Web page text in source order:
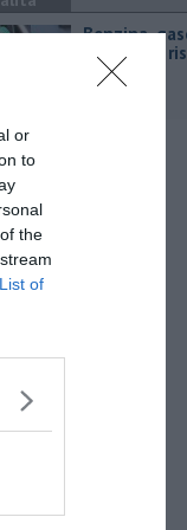
or
to
the
of
​Benzina,
ecco dove